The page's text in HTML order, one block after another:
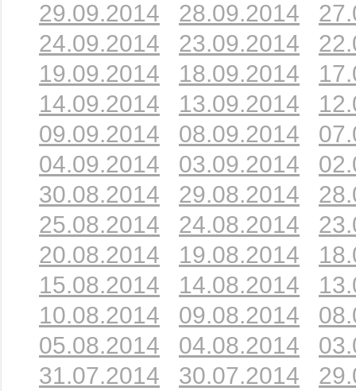
29.09.2014 28.09.2014
24.09.2014
23.09.2014
19.09.2014
18.09.2014
14.09.2014
13.09.2014
09.09.2014
08.09.2014
04.09.2014
03.09.2014
30.08.2014
29.08.2014
25.08.2014
24.08.2014
20.08.2014
19.08.2014
15.08.2014
14.08.2014
10.08.2014
09.08.2014
05.08.2014
04.08.2014
31.07.2014
30.07.2014